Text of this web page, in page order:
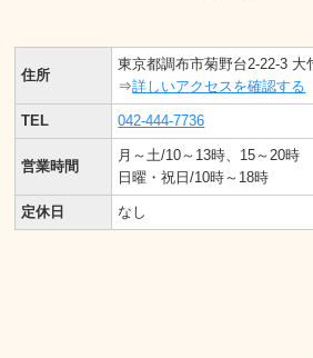
住所
東京都調布市菊野台2-22-3 大
⇒詳しいアクセスを確認する
TEL 042-444-7736
営業時間
月～土/10～13時、15～20時
日曜・祝日/10時～18時
定休日 なし